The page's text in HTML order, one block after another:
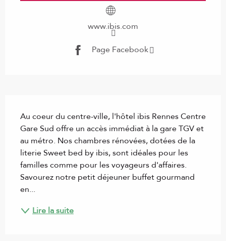
www.ibis.com
Page Facebook
Au coeur du centre-ville, l'hôtel ibis Rennes Centre
Gare Sud offre un accès immédiat à la gare TGV et
au métro. Nos chambres rénovées, dotées de la
literie Sweet bed by ibis, sont idéales pour les
familles comme pour les voyageurs d'affaires.
Savourez notre petit déjeuner buffet gourmand
en...
Lire la suite